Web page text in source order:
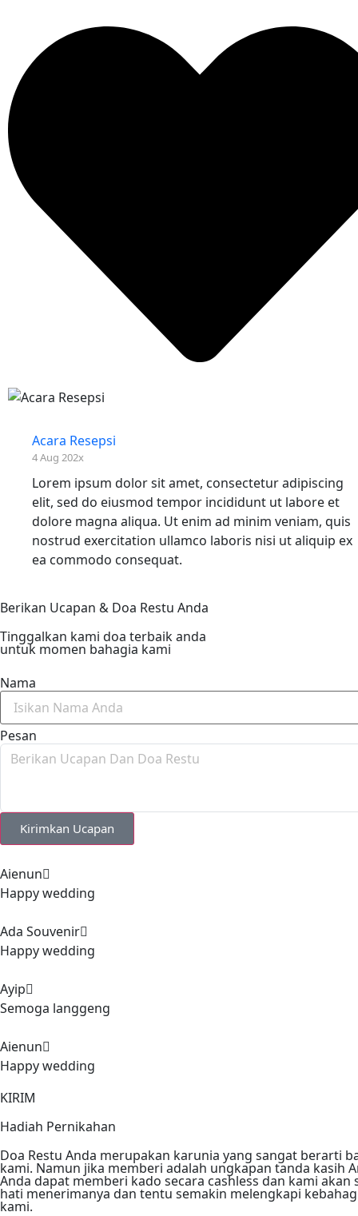
Acara Resepsi
4 Aug 202x
Lorem ipsum dolor sit amet, consectetur adipiscing
elit, sed do eiusmod tempor incididunt ut labore et
dolore magna aliqua. Ut enim ad minim veniam, quis
nostrud exercitation ullamco laboris nisi ut aliquip ex
ea commodo consequat.
Berikan Ucapan & Doa Restu Anda
Tinggalkan kami doa terbaik anda
untuk momen bahagia kami
Nama
Pesan
Kirimkan Ucapan
Aienun
Happy wedding
Ada Souvenir
Happy wedding
Ayip
Semoga langgeng
Aienun
Happy wedding
KIRIM
Hadiah Pernikahan
Doa Restu Anda merupakan karunia yang sangat berarti
kami. Namun jika memberi adalah ungkapan tanda kasih
Anda dapat memberi kado secara cashless dan kami akan
hati menerimanya dan tentu semakin melengkapi
kami.